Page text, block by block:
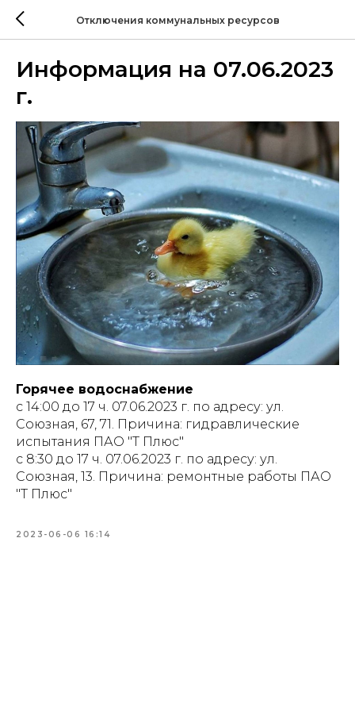
Отключения коммунальных ресурсов
Информация на 07.06.2023
г.
Горячее водоснабжение
с 14:00 до 17 ч. 07.06.2023 г. по адресу: ул.
Союзная, 67, 71. Причина: гидравлические
испытания ПАО "Т Плюс"
с 8:30 до 17 ч. 07.06.2023 г. по адресу: ул.
Союзная, 13. Причина: ремонтные работы ПАО
"Т Плюс"
2023-06-06 16:14